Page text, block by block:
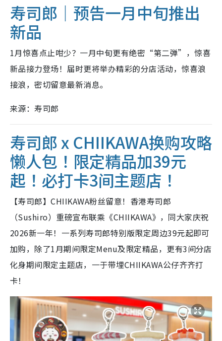
寿司郎｜预告一月中旬推出
新品
1月惊喜点止咁少？一月中旬更有绝密“第二弹”，惊喜
新品接力登场！届时更将举办精彩的分店活动，惊喜浪
接浪，密切留意最新消息。
来源：寿司郎
寿司郎 x CHIIKAWA换购攻略
懒人包！限定精品加39元
起！必打卡3间主题店！
【寿司郎】CHIIKAWA粉丝留意！香港寿司郎
（Sushiro）重磅宣布联乘《CHIIKAWA》，同大家庆祝
2026新一年！一系列寿司郎特别版限定周边39元起即可
加购，除了1月期间限定Menu及限定精品，更有3间分店
化身期间限定主题店，一于带埋CHIIKAWA公仔齐齐打
卡！